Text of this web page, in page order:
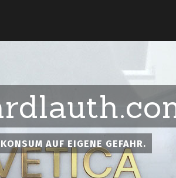
AUF EIGENE GEFAHR.